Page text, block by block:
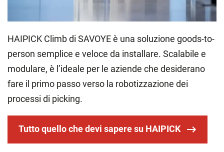
HAIPICK Climb di SAVOYE è una soluzione goods-to-
person semplice e veloce da installare. Scalabile e
modulare, è l’ideale per le aziende che desiderano
fare il primo passo verso la robotizzazione dei
processi di picking.
Tutto quello che devi sapere su HAIPICK